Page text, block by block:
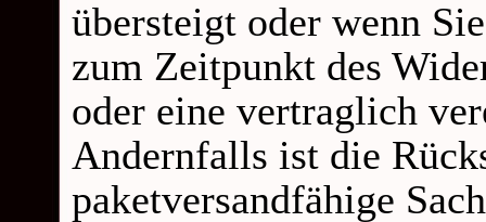
übersteigt oder wenn
zum Zeitpunkt des
oder eine vertraglich
Andernfalls ist die
paketversandfähige